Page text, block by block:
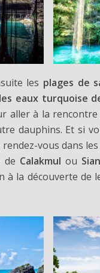
les plages de
eaux turquoise
aller à la rencontre
dauphins. Et si
rendez-vous dans les
de Calakmulou
à la découverte de